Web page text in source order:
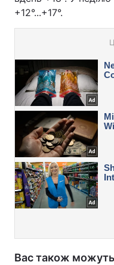
+12°...+17°.
Вас також можуть